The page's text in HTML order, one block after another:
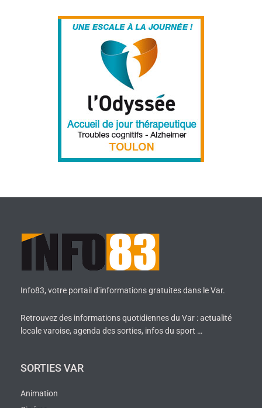
Info83, votre portail d’informations gratuites dans le Var.
Retrouvez des informations quotidiennes du Var : actualité
locale varoise, agenda des sorties, infos du sport …
SORTIES VAR
Animation